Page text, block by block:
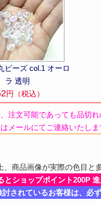
ビーズ col.1 オーロ
ラ 透明
円（税込）
文可能であっても品切れ
ールにてご連絡いたしま
商品画像が実際の色目と
ョップポイント200P 進
れているお客様は、必ず